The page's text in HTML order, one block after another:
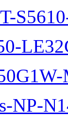
NP-